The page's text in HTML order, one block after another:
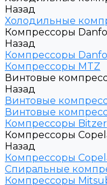
Назад
Холодильные
Компрессоры
Назад
Компрессоры
Компрессоры MTZ
Винтовые
Назад
Винтовые
Винтовые
Компрессоры Bitzer
Компрессоры
Назад
Компрессоры
Спиральные
Компрессоры